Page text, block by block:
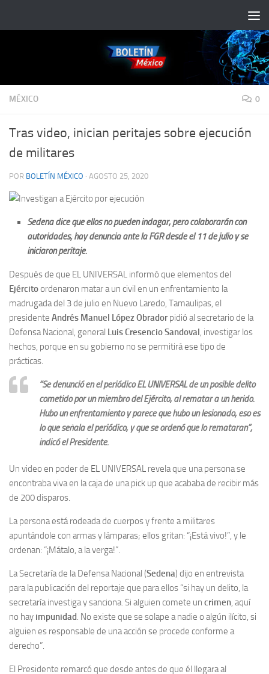
MÉXICO 0
Tras video, inician peritajes sobre ejecución
de militares
POR BOLETÍN MÉXICO · AGOSTO 25, 2020
Sedena dice que ellos no pueden indagar, pero colaborarán con
autoridades; hay denuncia ante la FGR desde el 11 de julio y se
iniciaron peritaje.
Después de que EL UNIVERSAL informó que elementos del
Ejércitoordenaron matar a un civil en un enfrentamiento la
madrugada del 3 de julio en Nuevo Laredo, Tamaulipas, el
presidente Andrés Manuel López Obradorpidió al secretario de la
Defensa Nacional, general Luis Cresencio Sandoval, investigar los
hechos, porque en su gobierno no se permitirá ese tipo de
prácticas.
“Se denunció en el periódico EL UNIVERSAL de un posible delito
cometido por un miembro del Ejército, al rematar a un herido.
Hubo un enfrentamiento y parece que hubo un lesionado, eso es
lo que señala el periódico, y que se ordenó que lo remataran”,
indicó el Presidente.
Un video en poder de EL UNIVERSAL revela que una persona se
encontraba viva en la caja de una pick up que acababa de recibir más
de 200 disparos.
La persona está rodeada de cuerpos y frente a militares
apuntándole con armas y lámparas; ellos gritan: “¡Está vivo!”, y le
ordenan: “¡Mátalo, a la verga!”.
La Secretaría de la Defensa Nacional (Sedena) dijo en entrevista
para la publicación del reportaje que para ellos “si hay un delito, la
secretaría investiga y sanciona. Si alguien comete un crimen, aquí
no hay impunidad. No existe que se solape a nadie o algún ilícito, si
alguien es responsable de una acción se procede conforme a
derecho”.
El Presidente remarcó que desde antes de que él llegara al